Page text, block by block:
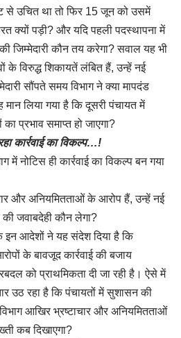
से उचित था तो फिर 15 जून को उसमें
क्यों पड़ी? और यदि पहली पदस्थापना में
जिम्मेदारी कौन तय करेगा? सवाल यह भी
के विरुद्ध शिकायतें लंबित हैं, उन्हें नई
सौंपते समय विभाग ने क्या मापदंड
मान लिया गया है कि दूसरी पंचायत में
प्रभाव समाप्त हो जाएगा?
कार्रवाई का विकल्प…!
में नोटिस ही कार्रवाई का विकल्प बन गया
और अनियमितताओं के आरोप हैं, उन्हें नई
जवाबदेही कौन लेगा?
इन आदेशों ने यह संदेश दिया है कि
के बावजूद कार्रवाई की बजाय
को प्राथमिकता दी जा रही है। ऐसे में
उठ रहा है कि पंचायतों में सुशासन की
आखिर भ्रष्टाचार और अनियमितताओं
कब दिखाएगा?